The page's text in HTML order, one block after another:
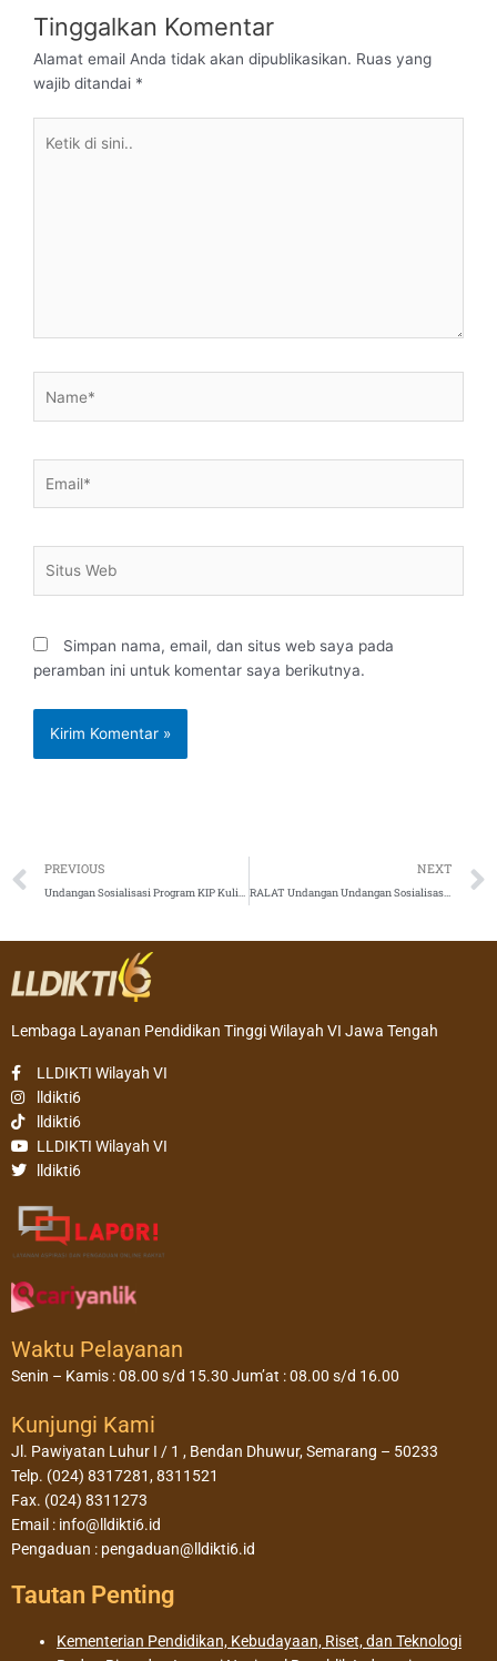
Tinggalkan Komentar
Alamat email Anda tidak akan dipublikasikan. Ruas yang
wajib ditandai *
Web
Simpan nama, email, dan situs web saya pada
peramban ini untuk komentar saya berikutnya.
Prev
PREVIOUS
Undangan Sosialisasi Program KIP Kuliah dan Bantuan UKT/SPP Tahun 2020
NEXT
RALAT Undangan Undangan Sosialisasi Program KIP Kuliah dan Bantuan UKT/SPP Tahun 2020
Lembaga Layanan Pendidikan Tinggi Wilayah VI Jawa Tengah
LLDIKTI Wilayah VI
lldikti6
lldikti6
LLDIKTI Wilayah VI
lldikti6
Waktu Pelayanan
Senin – Kamis : 08.00 s/d 15.30 Jum’at : 08.00 s/d 16.00
Kunjungi Kami
Jl. Pawiyatan Luhur I / 1 , Bendan Dhuwur, Semarang – 50233
Telp. (024) 8317281, 8311521
Fax. (024) 8311273
Email : info@lldikti6.id
Pengaduan : pengaduan@lldikti6.id
Tautan Penting
Kementerian Pendidikan, Kebudayaan, Riset, dan Teknologi